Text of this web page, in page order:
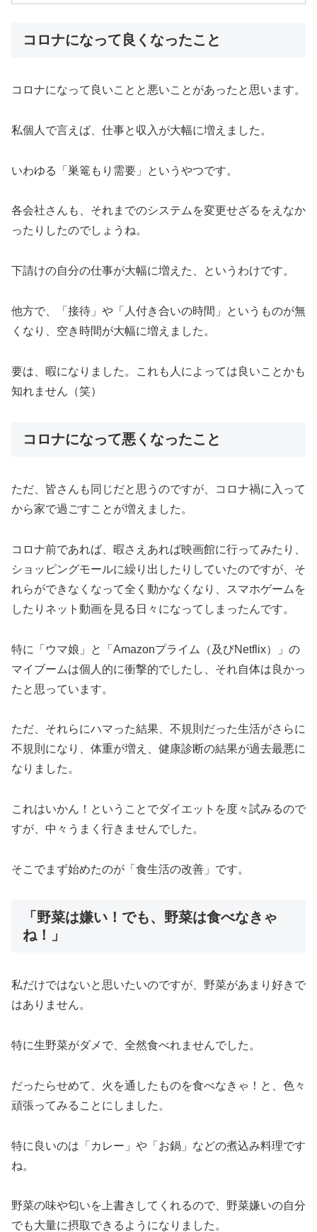
コロナになって良くなったこと
コロナになって良いことと悪いことがあったと思います。
私個人で言えば、仕事と収入が大幅に増えました。
いわゆる「巣篭もり需要」というやつです。
各会社さんも、それまでのシステムを変更せざるをえなか
ったりしたのでしょうね。
下請けの自分の仕事が大幅に増えた、というわけです。
他方で、「接待」や「人付き合いの時間」というものが無
くなり、空き時間が大幅に増えました。
要は、暇になりました。これも人によっては良いことかも
知れません（笑）
コロナになって悪くなったこと
ただ、皆さんも同じだと思うのですが、コロナ禍に入って
から家で過ごすことが増えました。
コロナ前であれば、暇さえあれば映画館に行ってみたり、
ショッピングモールに繰り出したりしていたのですが、そ
れらができなくなって全く動かなくなり、スマホゲームを
したりネット動画を見る日々になってしまったんです。
特に「ウマ娘」と「Amazonプライム（及びNetflix）」の
マイブームは個人的に衝撃的でしたし、それ自体は良かっ
たと思っています。
ただ、それらにハマった結果、不規則だった生活がさらに
不規則になり、体重が増え、健康診断の結果が過去最悪に
なりました。
これはいかん！ということでダイエットを度々試みるので
すが、中々うまく行きませんでした。
そこでまず始めたのが「食生活の改善」です。
「野菜は嫌い！でも、野菜は食べなきゃ
ね！」
私だけではないと思いたいのですが、野菜があまり好きで
はありません。
特に生野菜がダメで、全然食べれませんでした。
だったらせめて、火を通したものを食べなきゃ！と、色々
頑張ってみることにしました。
特に良いのは「カレー」や「お鍋」などの煮込み料理です
ね。
野菜の味や匂いを上書きしてくれるので、野菜嫌いの自分
でも大量に摂取できるようになりました。